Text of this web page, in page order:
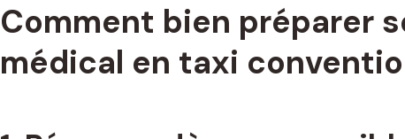
Comment bien préparer
médical en taxi